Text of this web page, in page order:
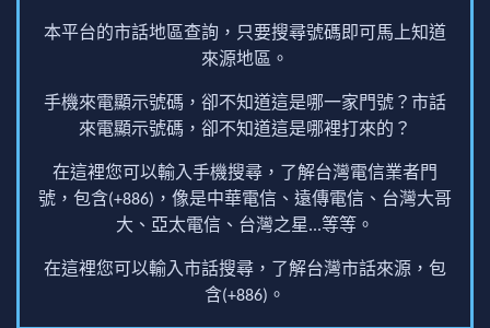
本平台的市話地區查詢，只要搜尋號碼即可馬上知道
來源地區。
手機來電顯示號碼，卻不知道這是哪一家門號？市話
來電顯示號碼，卻不知道這是哪裡打來的？
在這裡您可以輸入手機搜尋，了解台灣電信業者門
號，包含(+886)，像是中華電信、遠傳電信、台灣大哥
大、亞太電信、台灣之星...等等。
在這裡您可以輸入市話搜尋，了解台灣市話來源，包
含(+886)。